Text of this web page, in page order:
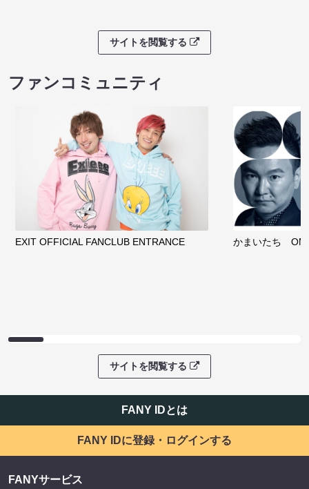
サイトを閲覧する
ファンコミュニティ
EXIT OFFICIAL FANCLUB ENTRANCE かまいたち
サイトを閲覧する
FANY IDとは
FANY IDに登録・ログインする
FANYサービス